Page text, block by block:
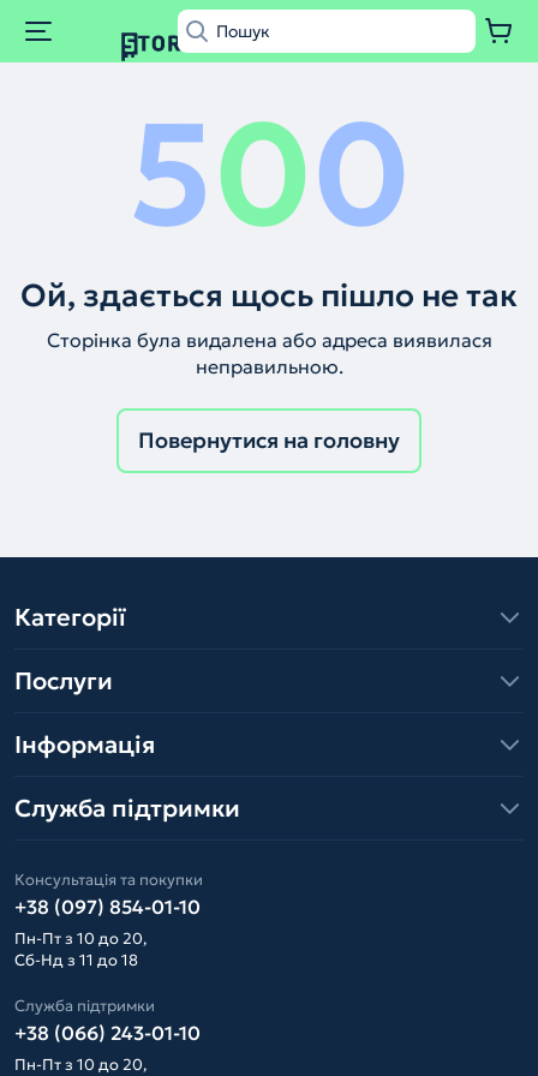
500
Ой, здається щось пішло не так
Сторінка була видалена або адреса виявилася
неправильною.
Повернутися на головну
Категорії
Послуги
Інформація
Служба підтримки
Консультація та покупки
+38 (097) 854-01-10
Пн-Пт з 10 до 20,
Сб-Нд з 11 до 18
Служба підтримки
+38 (066) 243-01-10
Пн-Пт з 10 до 20,